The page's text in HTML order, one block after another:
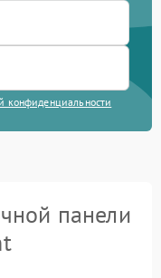
конфиденциальности
панели